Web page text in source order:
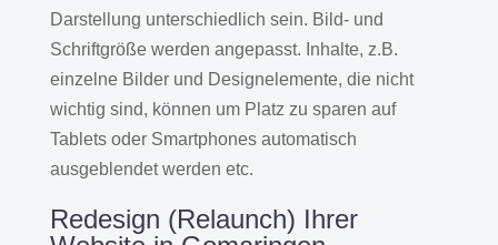
Darstellung unterschiedlich sein. Bild- und
Schriftgröße werden angepasst. Inhalte, z.B.
einzelne Bilder und Designelemente, die nicht
wichtig sind, können um Platz zu sparen auf
Tablets oder Smartphones automatisch
ausgeblendet werden etc.
Redesign (Relaunch) Ihrer